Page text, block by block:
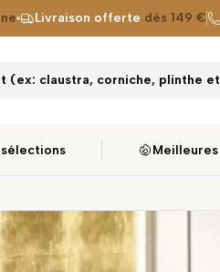
Livraison offerte dès 149 €
(ex: claustra, corniche, plinthe
sélections